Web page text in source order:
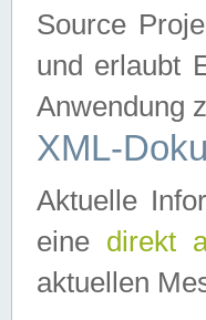
Source
und erlaubt
Anwendung
XML-
Aktuelle
eine direkt
aktuellen